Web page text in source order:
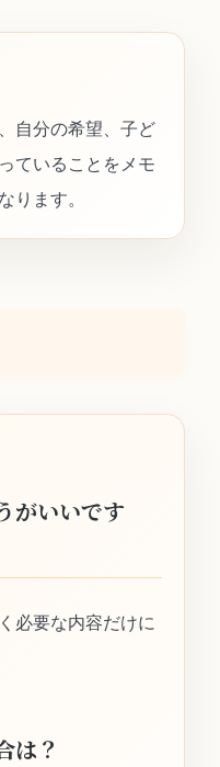
自分の希望、子ど
ていることをメモ
ります。
がいいです
必要な内容だけに
は？